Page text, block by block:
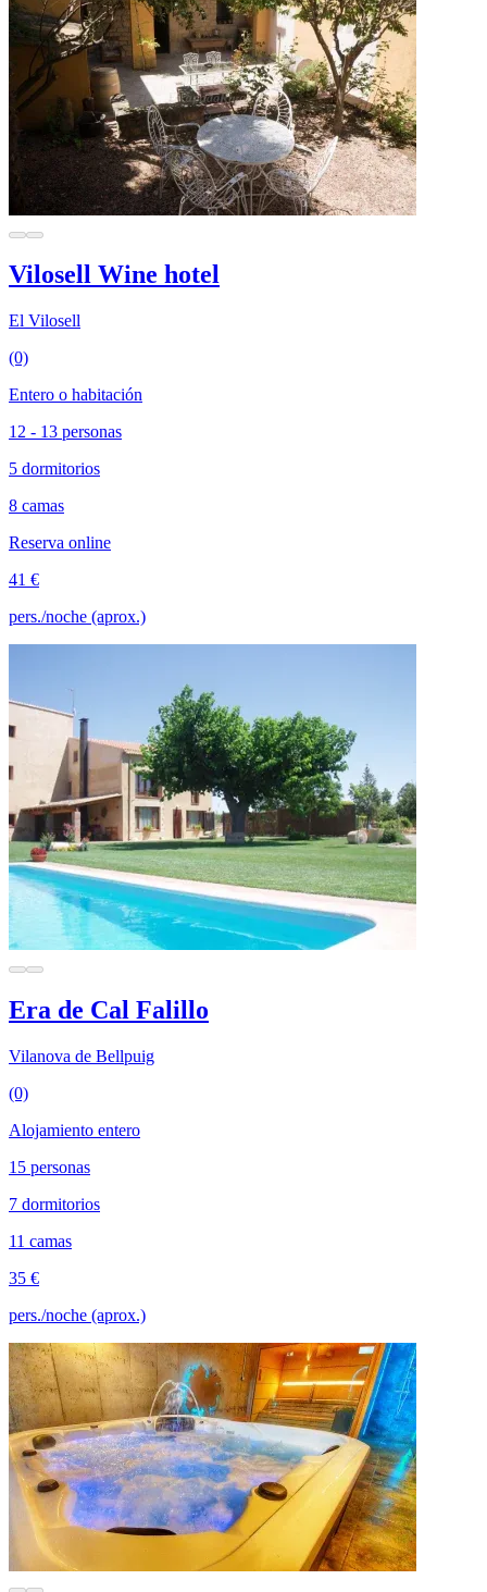
Vilosell Wine hotel
El Vilosell
(0)
Entero o habitación
12 - 13 personas
5 dormitorios
8 camas
Reserva online
41 €
pers./noche (aprox.)
Era de Cal Falillo
Vilanova de Bellpuig
(0)
Alojamiento entero
15 personas
7 dormitorios
11 camas
35 €
pers./noche (aprox.)